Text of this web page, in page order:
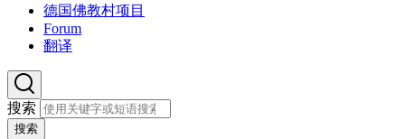
德国佛教村项目
Forum
翻译
搜索
搜索